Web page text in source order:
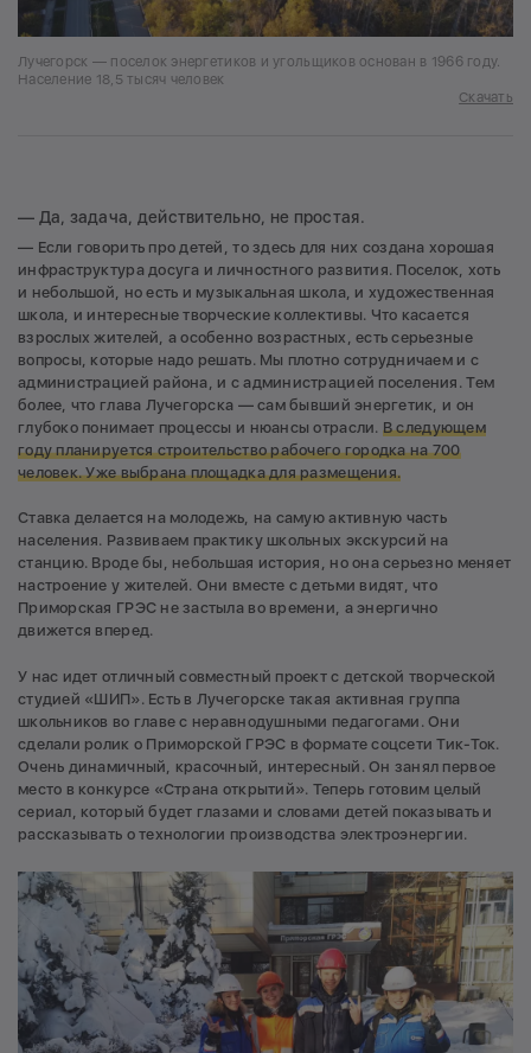
Лучегорск — поселок энергетиков и угольщиков основан в 1966 году.
Население 18,5 тысяч человек
Скачать
— Да, задача, действительно, не простая.
— Если говорить про детей, то здесь для них создана хорошая
инфраструктура досуга и личностного развития. Поселок, хоть
и небольшой, но есть и музыкальная школа, и художественная
школа, и интересные творческие коллективы. Что касается
взрослых жителей, а особенно возрастных, есть серьезные
вопросы, которые надо решать. Мы плотно сотрудничаем и с
администрацией района, и с администрацией поселения. Тем
более, что глава Лучегорска — сам бывший энергетик, и он
глубоко понимает процессы и нюансы отрасли. В следующем
году планируется строительство рабочего городка на 700
человек. Уже выбрана площадка для размещения.
Ставка делается на молодежь, на самую активную часть
населения. Развиваем практику школьных экскурсий на
станцию. Вроде бы, небольшая история, но она серьезно меняет
настроение у жителей. Они вместе с детьми видят, что
Приморская ГРЭС не застыла во времени, а энергично
движется вперед.
У нас идет отличный совместный проект с детской творческой
студией «ШИП». Есть в Лучегорске такая активная группа
школьников во главе с неравнодушными педагогами. Они
сделали ролик о Приморской ГРЭС в формате соцсети Тик-Ток.
Очень динамичный, красочный, интересный. Он занял первое
место в конкурсе «Страна открытий». Теперь готовим целый
сериал, который будет глазами и словами детей показывать и
рассказывать о технологии производства электроэнергии.